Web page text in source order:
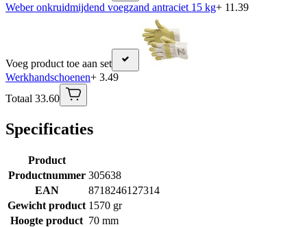
Weber onkruidmijdend voegzand antraciet 15 kg+ 11.39
Voeg product toe aan set
Werkhandschoenen+ 3.49
Totaal 33.60
Specificaties
Product
Productnummer 305638
EAN
8718246127314
Gewicht product 1570 gr
Hoogte product 70 mm